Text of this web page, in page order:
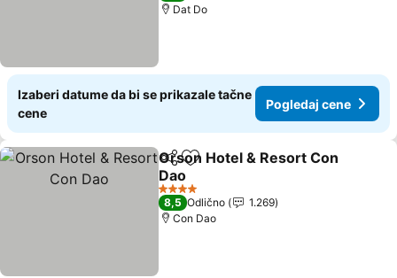
Dat Do
Izaberi datume da bi se prikazale tačne
cene
Pogledaj cene
Deli Dodati u favorite
Orson Hotel & Resort Con
Dao
4 Zvezdice
8,5 Odlično
1.269
Con Dao